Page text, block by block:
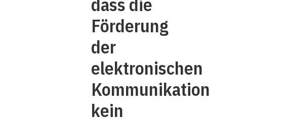
Förderung
der
elektronischen
Kommunikation
kein